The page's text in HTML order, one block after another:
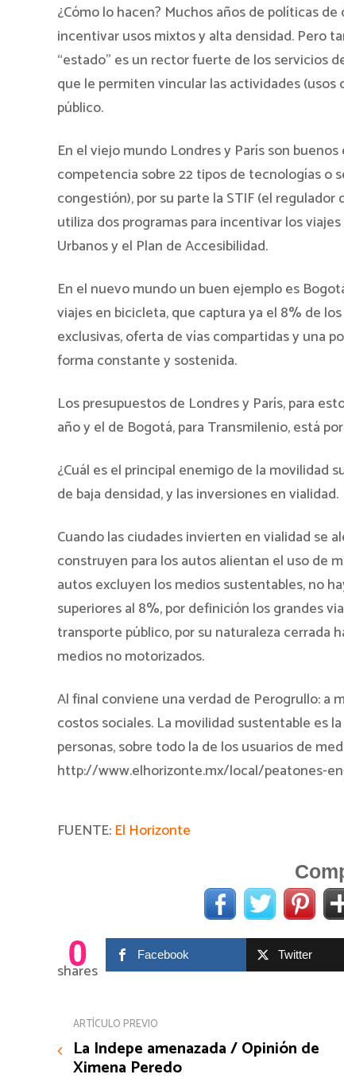
¿Cómo lo hacen? Muchos años de políticas
incentivar usos mixtos y alta densidad. Pero
“estado” es un rector fuerte de los servicios
que le permiten vincular las actividades
público.
En el viejo mundo Londres y París son
competencia sobre 22 tipos de tecnologías o
congestión), por su parte la STIF (el
utiliza dos programas para incentivar los
Urbanos y el Plan de Accesibilidad.
En el nuevo mundo un buen ejemplo es
viajes en bicicleta, que captura ya el 8% de
exclusivas, oferta de vías compartidas y una
forma constante y sostenida.
Los presupuestos de Londres y París, para
año y el de Bogotá, para Transmilenio, está
¿Cuál es el principal enemigo de la movilidad
de baja densidad, y las inversiones en vialidad.
Cuando las ciudades invierten en vialidad se
construyen para los autos alientan el uso de
autos excluyen los medios sustentables, no
superiores al 8%, por definición los grandes
transporte público, por su naturaleza cerrada
medios no motorizados.
Al final conviene una verdad de Perogrullo: a
costos sociales. La movilidad sustentable es
personas, sobre todo la de los usuarios de
http://www.elhorizonte.mx/local/peatones-
FUENTE: El Horizonte
0
shares
Facebook Twitter
ARTÍCULO PREVIO
La Indepe amenazada / Opinión de
Ximena Peredo